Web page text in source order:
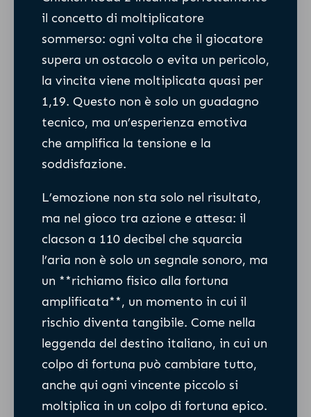
il concetto di moltiplicatore
sommerso: ogni volta che il giocatore
supera un ostacolo o evita un pericolo,
la vincita viene moltiplicata quasi per
1,19. Questo non è solo un guadagno
tecnico, ma un’esperienza emotiva
che amplifica la tensione e la
soddisfazione.
L’emozione non sta solo nel risultato,
ma nel gioco tra azione e attesa: il
clacson a 110 decibel che squarcia
l’aria non è solo un segnale sonoro, ma
un **richiamo fisico alla fortuna
amplificata**, un momento in cui il
rischio diventa tangibile. Come nella
leggenda del destino italiano, in cui un
colpo di fortuna può cambiare tutto,
anche qui ogni vincente piccolo si
moltiplica in un colpo di fortuna epico.